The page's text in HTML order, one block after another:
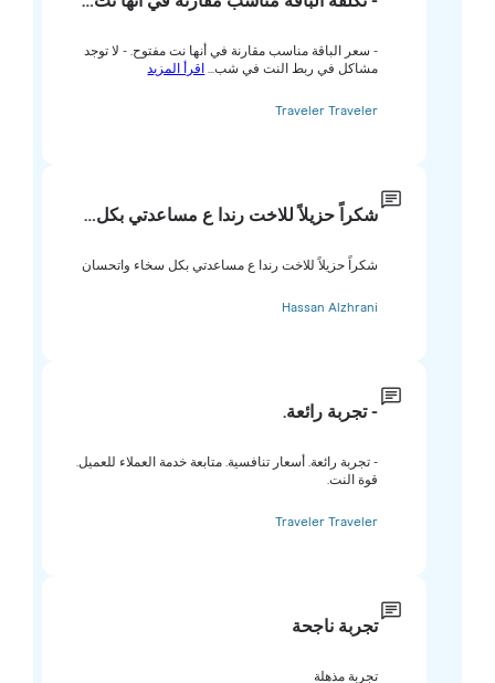
- سعر الباقة مناسب مقارنة في أنها نت مفتوح. - لا توجد
مشاكل في ربط النت في شب...اقرأ المزيد
Traveler Traveler
شكراً حزيلاً للاخت رندا ع مساعدتي بكل…
شكراً حزيلاً للاخت رندا ع مساعدتي بكل سخاء واتحسان
Hassan Alzhrani
- تجربة رائعة.
- تجربة رائعة. أسعار تنافسية. متابعة خدمة العملاء للعميل.
قوة النت.
Traveler Traveler
تجربة ناجحة
تجربة مذهلة